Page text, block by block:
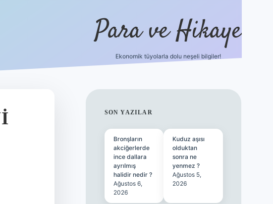
Para ve Hikaye
Ekonomik tüyolarla dolu neşeli bilgiler!
SIDEBAR
SON YAZILAR
Bronşların
akciğerlerde
ince dallara
ayrılmış
halidir nedir ?
Ağustos 6,
2026
Kuduz aşısı
olduktan
sonra ne
yenmez ?
Ağustos 5,
2026
hiltonbet giriş